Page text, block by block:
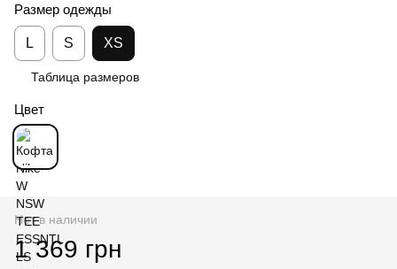
Размер одежды
L S XS
Таблица размеров
Цвет
Нет в наличии
1 369 грн